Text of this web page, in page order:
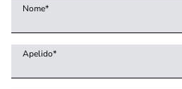
Nome*
Apelido*